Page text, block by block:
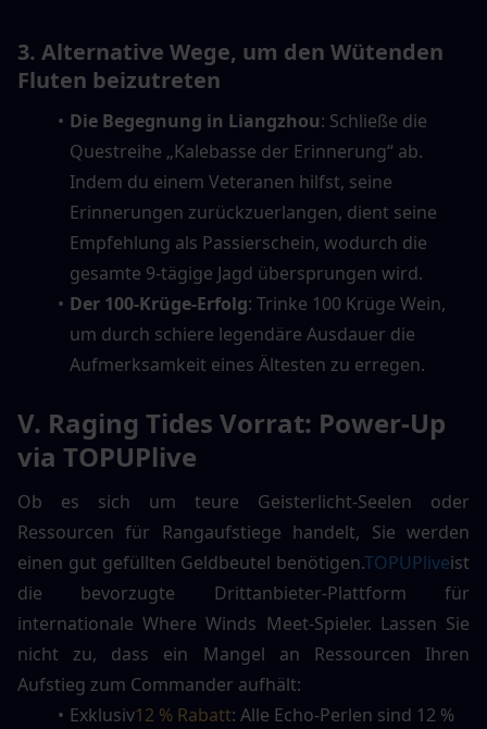
3. Alternative Wege, um den Wütenden
Fluten beizutreten
Die Begegnung in Liangzhou: Schließe die
Questreihe „Kalebasse der Erinnerung“ ab.
Indem du einem Veteranen hilfst, seine
Erinnerungen zurückzuerlangen, dient seine
Empfehlung als Passierschein, wodurch die
gesamte 9-tägige Jagd übersprungen wird.
Der 100-Krüge-Erfolg: Trinke 100 Krüge Wein,
um durch schiere legendäre Ausdauer die
Aufmerksamkeit eines Ältesten zu erregen.
V. Raging Tides Vorrat: Power-Up
via TOPUPlive
Ob es sich um teure Geisterlicht-Seelen oder
Ressourcen für Rangaufstiege handelt, Sie werden
einen gut gefüllten Geldbeutel benötigen.TOPUPliveist
die bevorzugte Drittanbieter-Plattform für
internationale Where Winds Meet-Spieler. Lassen Sie
nicht zu, dass ein Mangel an Ressourcen Ihren
Aufstieg zum Commander aufhält:
Exklusiv12 % Rabatt: Alle Echo-Perlen sind 12 %